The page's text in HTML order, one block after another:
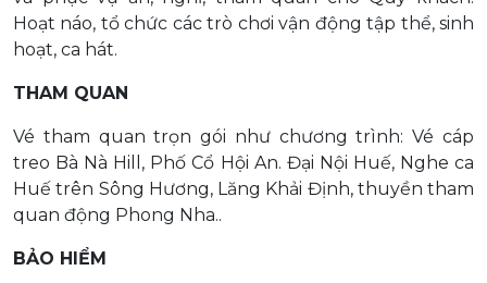
Hoạt náo, tổ chức các trò chơi vận động tập thể, sinh
hoạt, ca hát.
THAM QUAN
Vé tham quan trọn gói như chương trình: Vé cáp
treo Bà Nà Hill, Phố Cổ Hội An. Đại Nội Huế, Nghe ca
Huế trên Sông Hương, Lăng Khải Định, thuyền tham
quan động Phong Nha..
BẢO HIỂM